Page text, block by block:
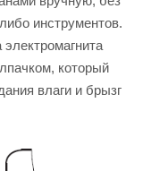
инструментов.
который
влаги и брызг